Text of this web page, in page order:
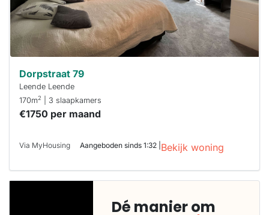
Dorpstraat 79
Leende Leende
170m2 | 3 slaapkamers
€1750 per maand
Via MyHousing Aangeboden sinds 1:32 | Bekijk woning
Dé manier om